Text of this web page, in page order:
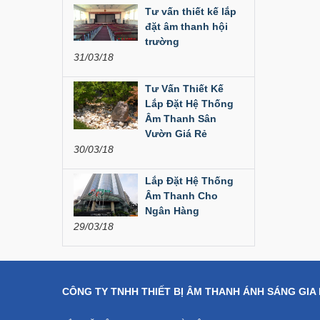
Liên hệ
Dàn âm thanh hội
200,000,000 đ
Bàn Mixer
Allen&Heath...
Bàn Mixer
Allen&Heath...
Tư vấn thiết kế lắp
đặt âm thanh hội
trường
31/03/18
Tư Vấn Thiết Kế
Lắp Đặt Hệ Thống
Âm Thanh Sân
Vườn Giá Rẻ
30/03/18
Lắp Đặt Hệ Thống
Âm Thanh Cho
Ngân Hàng
29/03/18
CÔNG TY TNHH THIẾT BỊ ÂM THANH ÁNH SÁNG GIA